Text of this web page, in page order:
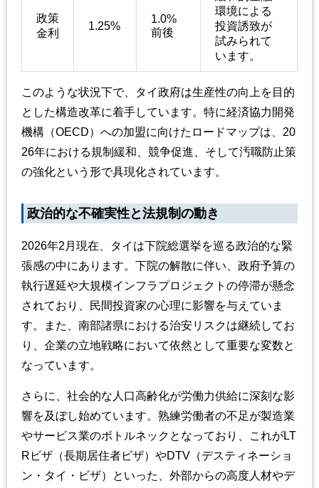
政策
金利
1.25%
1.0%
前後
環境による
投資誘致が
試みられて
います。
このような状況下で、タイ政府は生産性の向上を目的
とした構造改革に着手しています。特に経済協力開発
機構（OECD）への加盟に向けたロードマップは、20
26年における規制緩和、競争促進、そして汚職防止策
の強化という形で具現化されています。
政治的な不確実性と法規制の動き
2026年2月現在、タイは下院総選挙を巡る政治的な緊
張感の中にあります。下院の解散に伴い、政府予算の
執行遅延や大規模インフラプロジェクトの停滞が懸念
されており、民間投資家の心理に影響を与えていま
す。また、南部諸県における治安リスクは継続してお
り、企業の立地戦略において依然として重要な変数と
なっています。
さらに、社会的な人口高齢化が労働力供給に深刻な影
響を及ぼし始めています。熟練労働者の不足が製造業
やサービス業のボトルネックとなっており、これがLT
Rビザ（長期居住者ビザ）やDTV（デスティネーショ
ン・タイ・ビザ）といった、外部からの高度人材やデ